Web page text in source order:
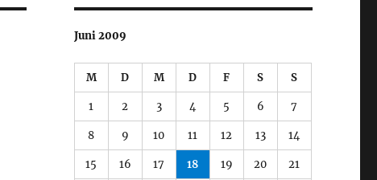
Juni 2009
M D M D F S S
1 2 3 4 5 6 7
8 9 10 11 12 13 14
15 16 17 18 19 20 21